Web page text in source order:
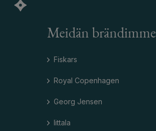
Meidän brändimme
Fiskars
Royal Copenhagen
Georg Jensen
Iittala